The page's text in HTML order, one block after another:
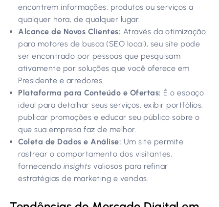
encontrem informações, produtos ou serviços a
qualquer hora, de qualquer lugar.
Alcance de Novos Clientes: Através da otimização
para motores de busca (SEO local), seu site pode
ser encontrado por pessoas que pesquisam
ativamente por soluções que você oferece em
Presidente e arredores.
Plataforma para Conteúdo e Ofertas: É o espaço
ideal para detalhar seus serviços, exibir portfólios,
publicar promoções e educar seu público sobre o
que sua empresa faz de melhor.
Coleta de Dados e Análise: Um site permite
rastrear o comportamento dos visitantes,
fornecendo insights valiosos para refinar
estratégias de marketing e vendas.